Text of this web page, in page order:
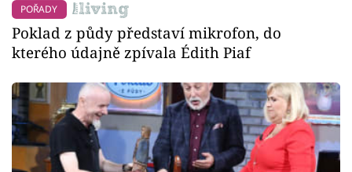
POŘADY
Poklad z půdy představí mikrofon, do
kterého údajně zpívala Édith Piaf